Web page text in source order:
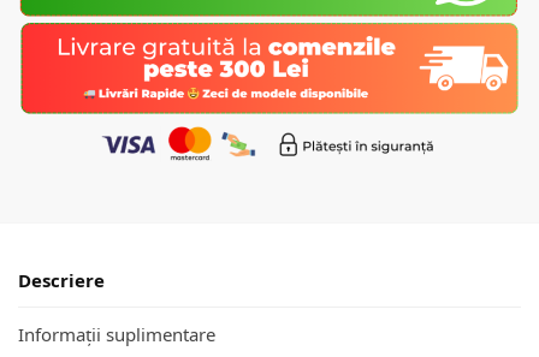
Descriere
Informații suplimentare